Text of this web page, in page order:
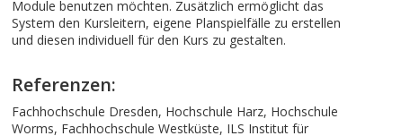
Module benutzen möchten. Zusätzlich ermöglicht das
System den Kursleitern, eigene Planspielfälle zu erstellen
und diesen individuell für den Kurs zu gestalten.
Referenzen:
Fachhochschule Dresden, Hochschule Harz, Hochschule
Worms, Fachhochschule Westküste, ILS Institut für